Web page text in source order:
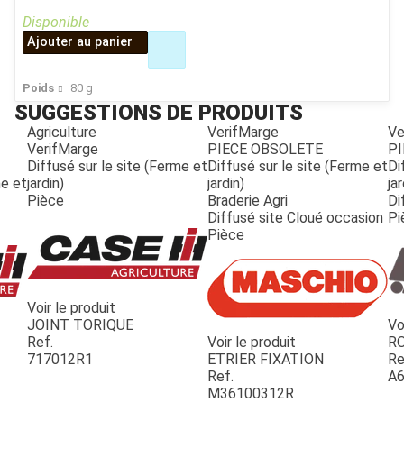
JOUET
ESPACES VERTS
Poids 80 g
Disponible
Ajouter au panier
SUGGESTIONS DE PRODUITS
et
Agriculture
VerifMarge
Diffusé sur le site (Ferme et
jardin)
Pièce
Voir le produit
JOINT TORIQUE
Ref.
717012R1
VerifMarge
PIECE OBSOLETE
Diffusé sur le site (Ferme et
jardin)
Braderie Agri
Diffusé site Cloué occasion
Pièce
Voir le produit
ETRIER FIXATION
Ref.
M36100312R